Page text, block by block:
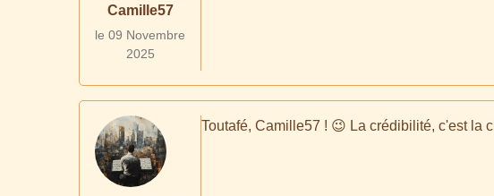
Camille57
le 09 Novembre
2025
Toutafé, Camille57 ! 😉 La crédibilité, c'est la